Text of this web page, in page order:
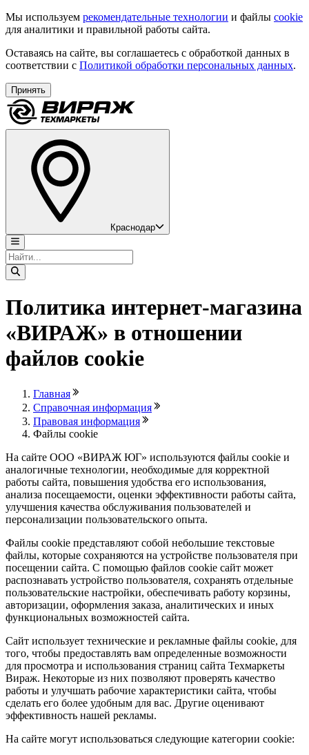
Мы используем рекомендательные технологии и файлы cookie
для аналитики и правильной работы сайта.
Оставаясь на сайте, вы соглашаетесь с обработкой данных в
соответствии с Политикой обработки персональных данных.
Принять
Краснодар
Политика интернет-магазина
«ВИРАЖ» в отношении
файлов cookie
Главная
Справочная информация
Правовая информация
Файлы cookie
На сайте ООО «ВИРАЖ ЮГ» используются файлы cookie и
аналогичные технологии, необходимые для корректной
работы сайта, повышения удобства его использования,
анализа посещаемости, оценки эффективности работы сайта,
улучшения качества обслуживания пользователей и
персонализации пользовательского опыта.
Файлы cookie представляют собой небольшие текстовые
файлы, которые сохраняются на устройстве пользователя при
посещении сайта. С помощью файлов cookie сайт может
распознавать устройство пользователя, сохранять отдельные
пользовательские настройки, обеспечивать работу корзины,
авторизации, оформления заказа, аналитических и иных
функциональных возможностей сайта.
Сайт использует технические и рекламные файлы cookie, для
того, чтобы предоставлять вам определенные возможности
для просмотра и использования страниц сайта Техмаркеты
Вираж. Некоторые из них позволяют проверять качество
работы и улучшать рабочие характеристики сайта, чтобы
сделать его более удобным для вас. Другие оценивают
эффективность нашей рекламы.
На сайте могут использоваться следующие категории cookie: